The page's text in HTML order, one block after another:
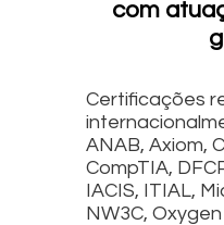
com
Certificações
ANAB, Axiom,
CompTIA,
IACIS, ITIAL,
NW3C,